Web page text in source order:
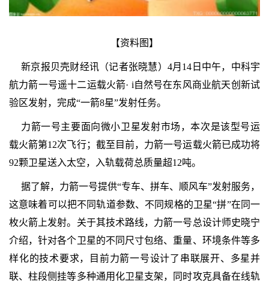
【资料图】
新京报贝壳财经讯（记者张晓慧）4月14日中午，中科宇
航力箭一号遥十二运载火箭· i自然号在东风商业航天创新试
验区发射，完成“一箭8星”发射任务。
力箭一号主要面向微小卫星发射市场，本次是该型号运
载火箭第12次飞行；截至目前，力箭一号运载火箭已成功将
92颗卫星送入太空，入轨载荷总质量超12吨。
据了解，力箭一号提供“专车、拼车、顺风车”发射服务，
这意味着可以把不同轨道参数、不同规格的卫星“拼”在同一
枚火箭上发射。关于其技术路线，力箭一号总设计师史晓宁
介绍，针对各个卫星的不同尺寸包络、重量、环境条件等多
样化的技术要求，目前力箭一号设计了串联展开、多星并
联、柱段侧挂等多种通用化卫星支架，同时攻克具备在线轨